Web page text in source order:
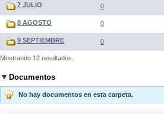
7 JULIO 0
8 AGOSTO 0
9 SEPTIEMBRE 0
Mostrando 12 resultados.
Documentos
No hay documentos en esta carpeta.